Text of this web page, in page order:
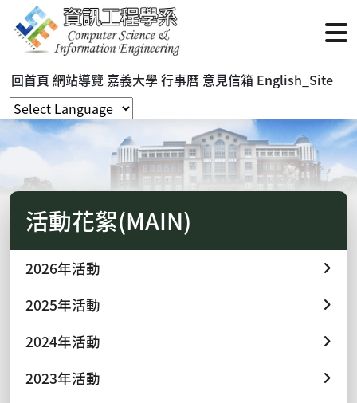
回首頁 網站導覽 嘉義大學行事曆 意見信箱 English_Site
活動花絮(MAIN)
2026年活動
2025年活動
2024年活動
2023年活動